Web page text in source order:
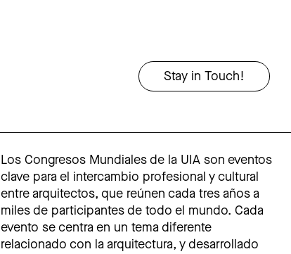
Los Congresos Mundiales de la UIA son eventos
clave para el intercambio profesional y cultural
entre arquitectos, que reúnen cada tres años a
miles de participantes de todo el mundo. Cada
evento se centra en un tema diferente
relacionado con la arquitectura, y desarrollado